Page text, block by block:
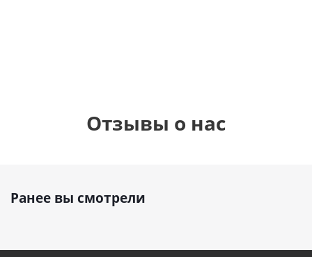
Отзывы о нас
Ранее вы смотрели